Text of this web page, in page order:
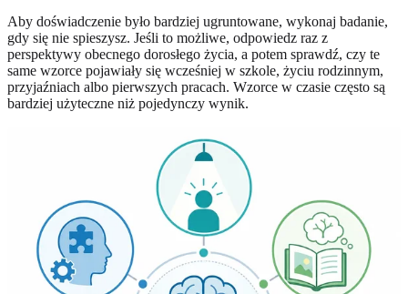
Aby doświadczenie było bardziej ugruntowane, wykonaj badanie,
gdy się nie spieszysz. Jeśli to możliwe, odpowiedz raz z
perspektywy obecnego dorosłego życia, a potem sprawdź, czy te
same wzorce pojawiały się wcześniej w szkole, życiu rodzinnym,
przyjaźniach albo pierwszych pracach. Wzorce w czasie często są
bardziej użyteczne niż pojedynczy wynik.